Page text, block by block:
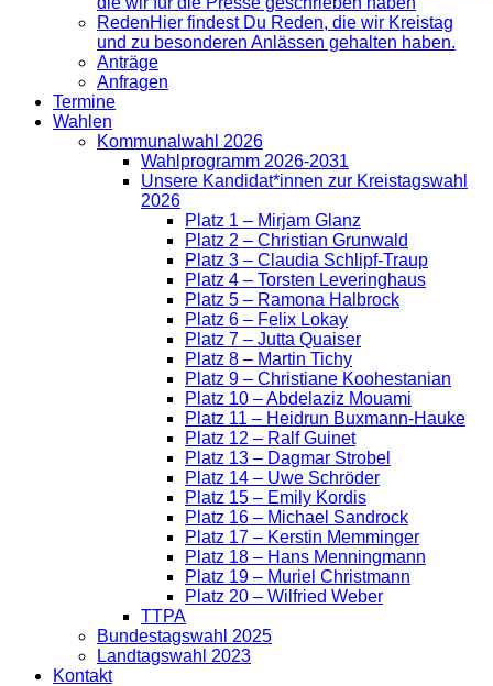
RedenHier findest Du Reden, die wir Kreistag
und zu besonderen Anlässen gehalten haben.
Anträge
Anfragen
Termine
Wahlen
Kommunalwahl 2026
Wahlprogramm 2026-2031
Unsere Kandidat*innen zur Kreistagswahl
2026
Platz 1 – Mirjam Glanz
Platz 2 – Christian Grunwald
Platz 3 – Claudia Schlipf-Traup
Platz 4 – Torsten Leveringhaus
Platz 5 – Ramona Halbrock
Platz 6 – Felix Lokay
Platz 7 – Jutta Quaiser
Platz 8 – Martin Tichy
Platz 9 – Christiane Koohestanian
Platz 10 – Abdelaziz Mouami
Platz 11 – Heidrun Buxmann-Hauke
Platz 12 – Ralf Guinet
Platz 13 – Dagmar Strobel
Platz 14 – Uwe Schröder
Platz 15 – Emily Kordis
Platz 16 – Michael Sandrock
Platz 17 – Kerstin Memminger
Platz 18 – Hans Menningmann
Platz 19 – Muriel Christmann
Platz 20 – Wilfried Weber
TTPA
Bundestagswahl 2025
Landtagswahl 2023
Kontakt